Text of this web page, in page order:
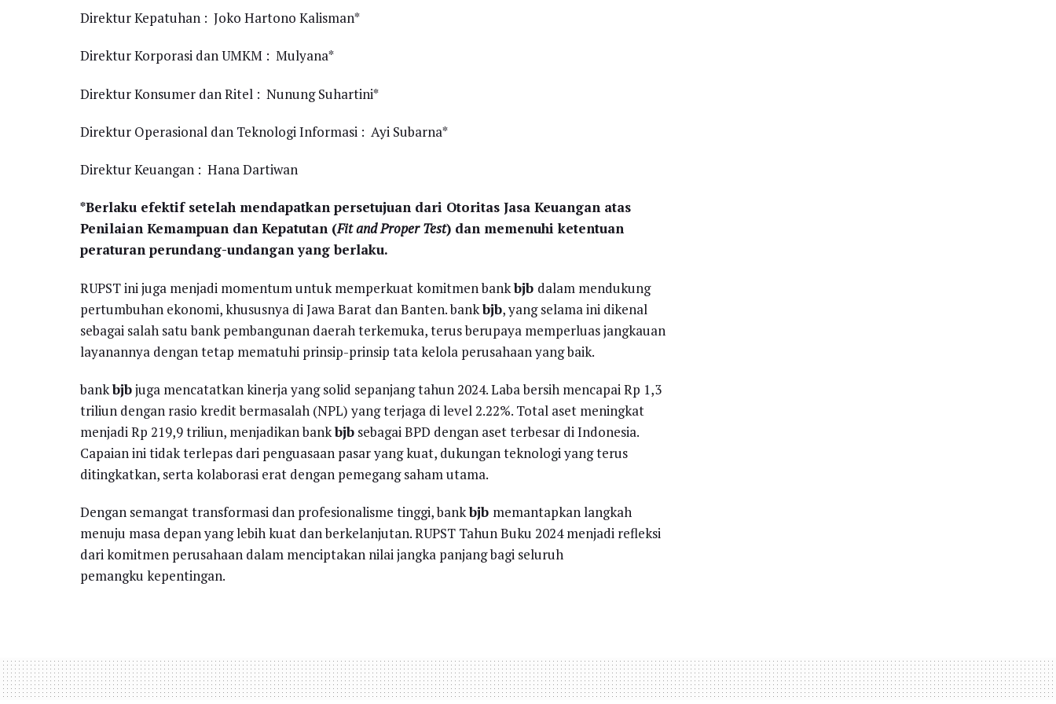
Direktur Kepatuhan : Joko Hartono Kalisman*
Direktur Korporasi dan UMKM : Mulyana*
Direktur Konsumer dan Ritel : Nunung Suhartini*
Direktur Operasional dan Teknologi Informasi : Ayi Subarna*
Direktur Keuangan : Hana Dartiwan
*Berlaku efektif setelah mendapatkan persetujuan dari Otoritas Jasa Keuangan atas
Penilaian Kemampuan dan Kepatutan (Fit and Proper Test) dan memenuhi ketentuan
peraturan perundang-undangan yang berlaku.
RUPST ini juga menjadi momentum untuk memperkuat komitmen bankbjb dalam mendukung
pertumbuhan ekonomi, khususnya di Jawa Barat dan Banten. bankbjb, yang selama ini dikenal
sebagai salah satu bank pembangunan daerah terkemuka, terus berupaya memperluas jangkauan
layanannya dengan tetap mematuhi prinsip-prinsip tata kelola perusahaan yang baik.
bankbjbjuga mencatatkan kinerja yang solid sepanjang tahun 2024. Laba bersih mencapai Rp 1,3
triliun dengan rasio kredit bermasalah (NPL) yang terjaga di level 2.22%. Total aset meningkat
menjadi Rp 219,9 triliun, menjadikan bankbjb sebagai BPD dengan aset terbesar di Indonesia.
Capaian ini tidak terlepas dari penguasaan pasar yang kuat, dukungan teknologi yang terus
ditingkatkan, serta kolaborasi erat dengan pemegang saham utama.
Dengan semangat transformasi dan profesionalisme tinggi, bankbjb memantapkan langkah
menuju masa depan yang lebih kuat dan berkelanjutan. RUPST Tahun Buku 2024 menjadi refleksi
dari komitmen perusahaan dalam menciptakan nilai jangka panjang bagi seluruh
pemangku kepentingan.